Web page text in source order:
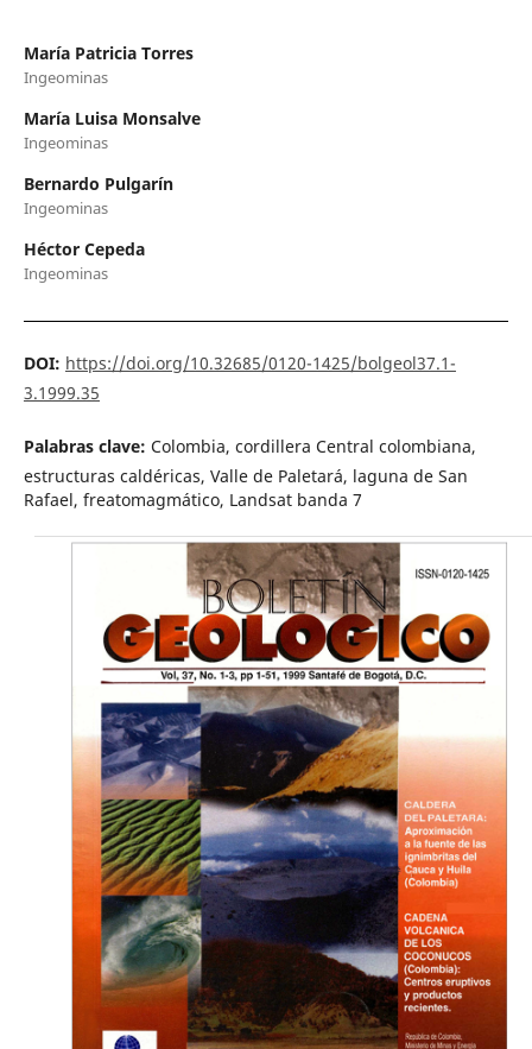
María Patricia Torres
Ingeominas
María Luisa Monsalve
Ingeominas
Bernardo Pulgarín
Ingeominas
Héctor Cepeda
Ingeominas
DOI: https://doi.org/10.32685/0120-1425/bolgeol37.1-
3.1999.35
Palabras clave: Colombia, cordillera Central colombiana,
estructuras caldéricas, Valle de Paletará, laguna de San
Rafael, freatomagmático, Landsat banda 7